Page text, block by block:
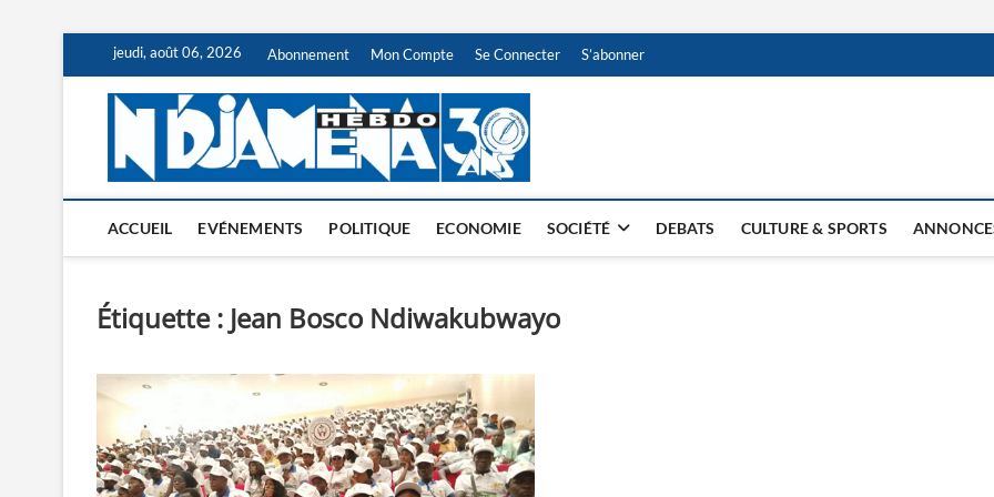
content
jeudi, août 06, 2026 Abonnement Mon Compte Se Connecter S’abonner
NDJAMENA HEBDO
ACCUEIL EVÉNEMENTS POLITIQUE ECONOMIE SOCIÉTÉ DEBATS CULTURE & SPORTS
Étiquette : Jean Bosco Ndiwakubwayo